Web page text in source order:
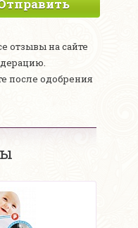
отзывы на сайте
после одобрения